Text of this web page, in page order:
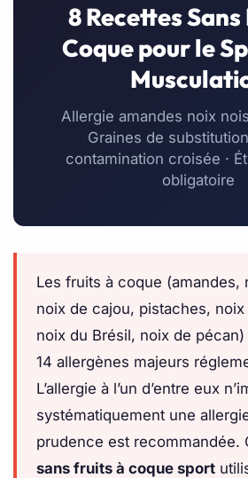
8 Recettes
Coque pour le
Allergie amandes noix
Graines de
contamination croisée ·
obligatoire
Les fruits à coque (amandes,
noix de cajou, pistaches, noix
noix du Brésil, noix de
14 allergènes majeurs
L’allergie à l’un d’entre eux
systématiquement une
prudence est recommandée.
sans fruits à coque sport